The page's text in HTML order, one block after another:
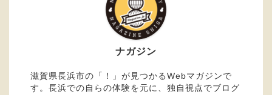
ナガジン
滋賀県長浜市の「！」が見つかるWebマガジンで
す。長浜での自らの体験を元に、独自視点でブログ